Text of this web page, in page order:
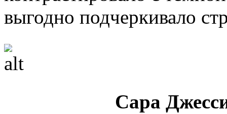
выгодно подчеркивало
Сара